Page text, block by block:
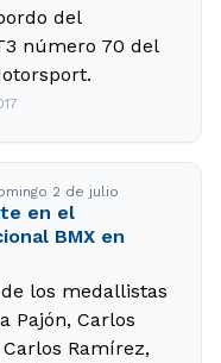
del
número 70 del
2 de julio
en el
BMX en
los medallistas
Pajón, Carlos
Ramírez,